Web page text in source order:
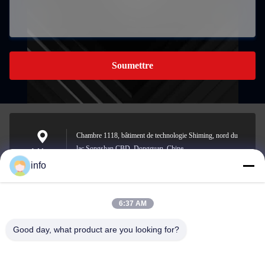
Soumettre
Address
Chambre 1118, bâtiment de technologie Shiming, nord du
lac Songshan CBD, Dongguan, Chine
info@gdpowerplus.com
info
6:37 AM
Good day, what product are you looking for?